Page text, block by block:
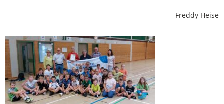
Freddy Heise